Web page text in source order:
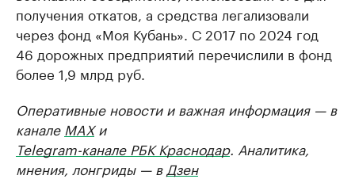
получения откатов, а средства легализовали
через фонд «Моя Кубань». С 2017 по 2024 год
46 дорожных предприятий перечислили в фонд
более 1,9 млрд руб.
Оперативные новости и важная информация — в
канале MAXи
Telegram-канале РБК Краснодар. Аналитика,
мнения, лонгриды — в Дзен